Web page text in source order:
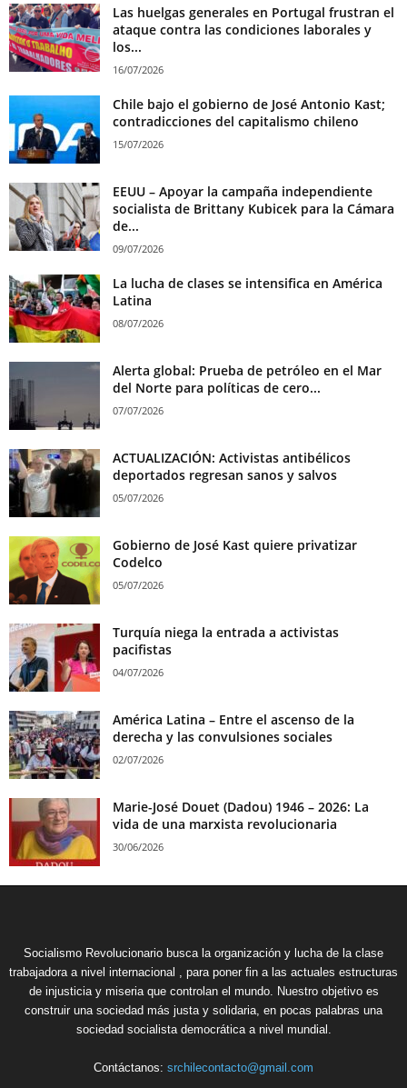
Las huelgas generales en Portugal frustran el
ataque contra las condiciones laborales y
los...
16/07/2026
Chile bajo el gobierno de José Antonio Kast;
contradicciones del capitalismo chileno
15/07/2026
EEUU – Apoyar la campaña independiente
socialista de Brittany Kubicek para la Cámara
de...
09/07/2026
La lucha de clases se intensifica en América
Latina
08/07/2026
Alerta global: Prueba de petróleo en el Mar
del Norte para políticas de cero...
07/07/2026
ACTUALIZACIÓN: Activistas antibélicos
deportados regresan sanos y salvos
05/07/2026
Gobierno de José Kast quiere privatizar
Codelco
05/07/2026
Turquía niega la entrada a activistas
pacifistas
04/07/2026
América Latina – Entre el ascenso de la
derecha y las convulsiones sociales
02/07/2026
Marie-José Douet (Dadou) 1946 – 2026: La
vida de una marxista revolucionaria
30/06/2026
Socialismo Revolucionario busca la organización y lucha de la clase
trabajadora a nivel internacional , para poner fin a las actuales estructuras
de injusticia y miseria que controlan el mundo. Nuestro objetivo es
construir una sociedad más justa y solidaria, en pocas palabras una
sociedad socialista democrática a nivel mundial.
Contáctanos: srchilecontacto@gmail.com